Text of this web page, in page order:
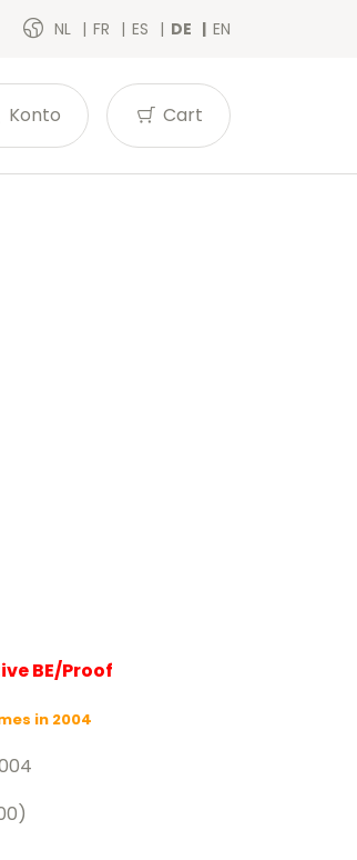
NL FR ES DE EN
Konto Cart
BE/Proof
in 2004